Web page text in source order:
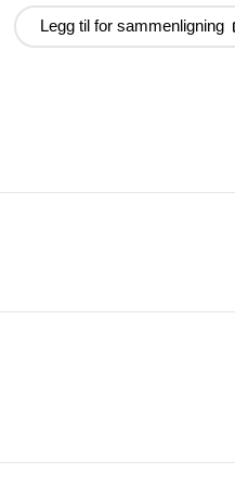
Legg til for sammenligning